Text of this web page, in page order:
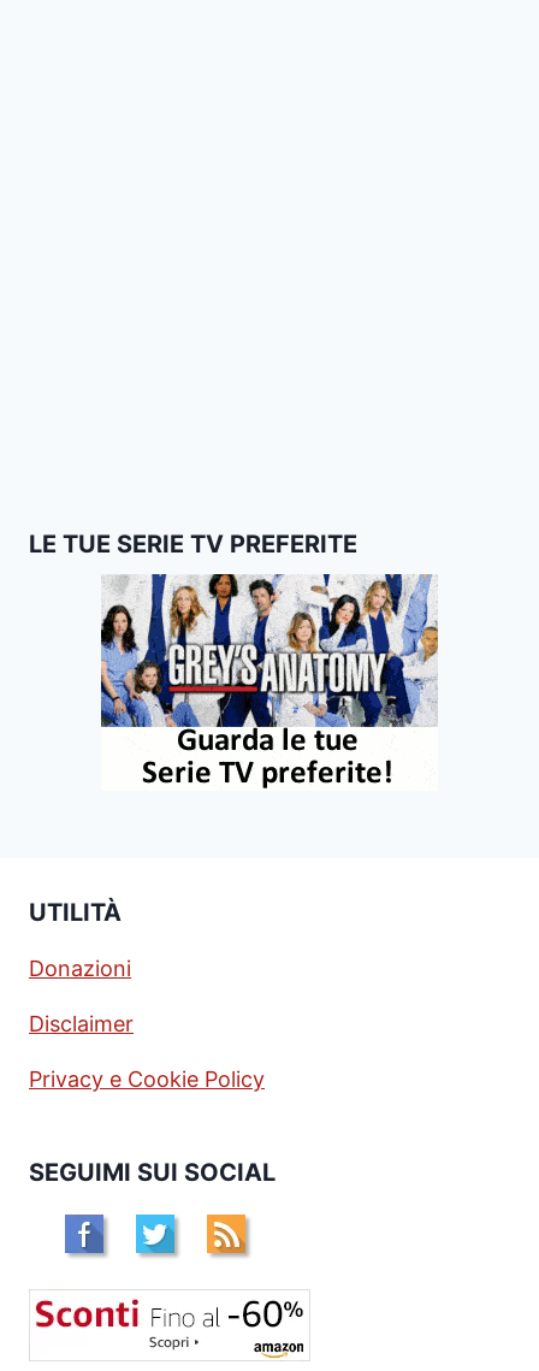
LE TUE SERIE TV PREFERITE
UTILITÀ
Donazioni
Disclaimer
Privacy e Cookie Policy
SEGUIMI SUI SOCIAL